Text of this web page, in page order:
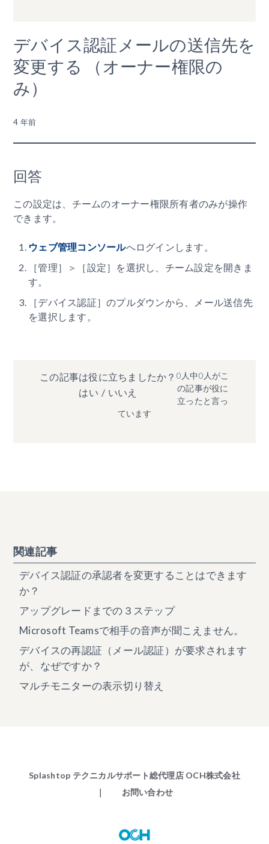
デバイス認証メールの送信先を
変更する （オーナー権限の
み）
4 年前
回答
この設定は、チームのオーナー権限所有者のみが操作
できます。
ウェブ管理コンソールへログインします。
［管理］＞［設定］を選択し、チーム設定を開きま
す。
［デバイス認証］のプルダウンから、メール送信先
を選択します。
この記事は役に立ちましたか？
はい / いいえ
0人中0人がこ
の記事が役に
立ったと言っ
ています
関連記事
デバイス認証の承認者を変更することはできます
か？
アップグレードまでの３ステップ
Microsoft Teamsで相手の音声が聞こえません。
デバイスの再認証（メール認証）が要求されます
が、なぜですか？
マルチモニターの表示切り替え
Splashtop テクニカルサポート総代理店 OCH株式会社
｜ お問い合わせ